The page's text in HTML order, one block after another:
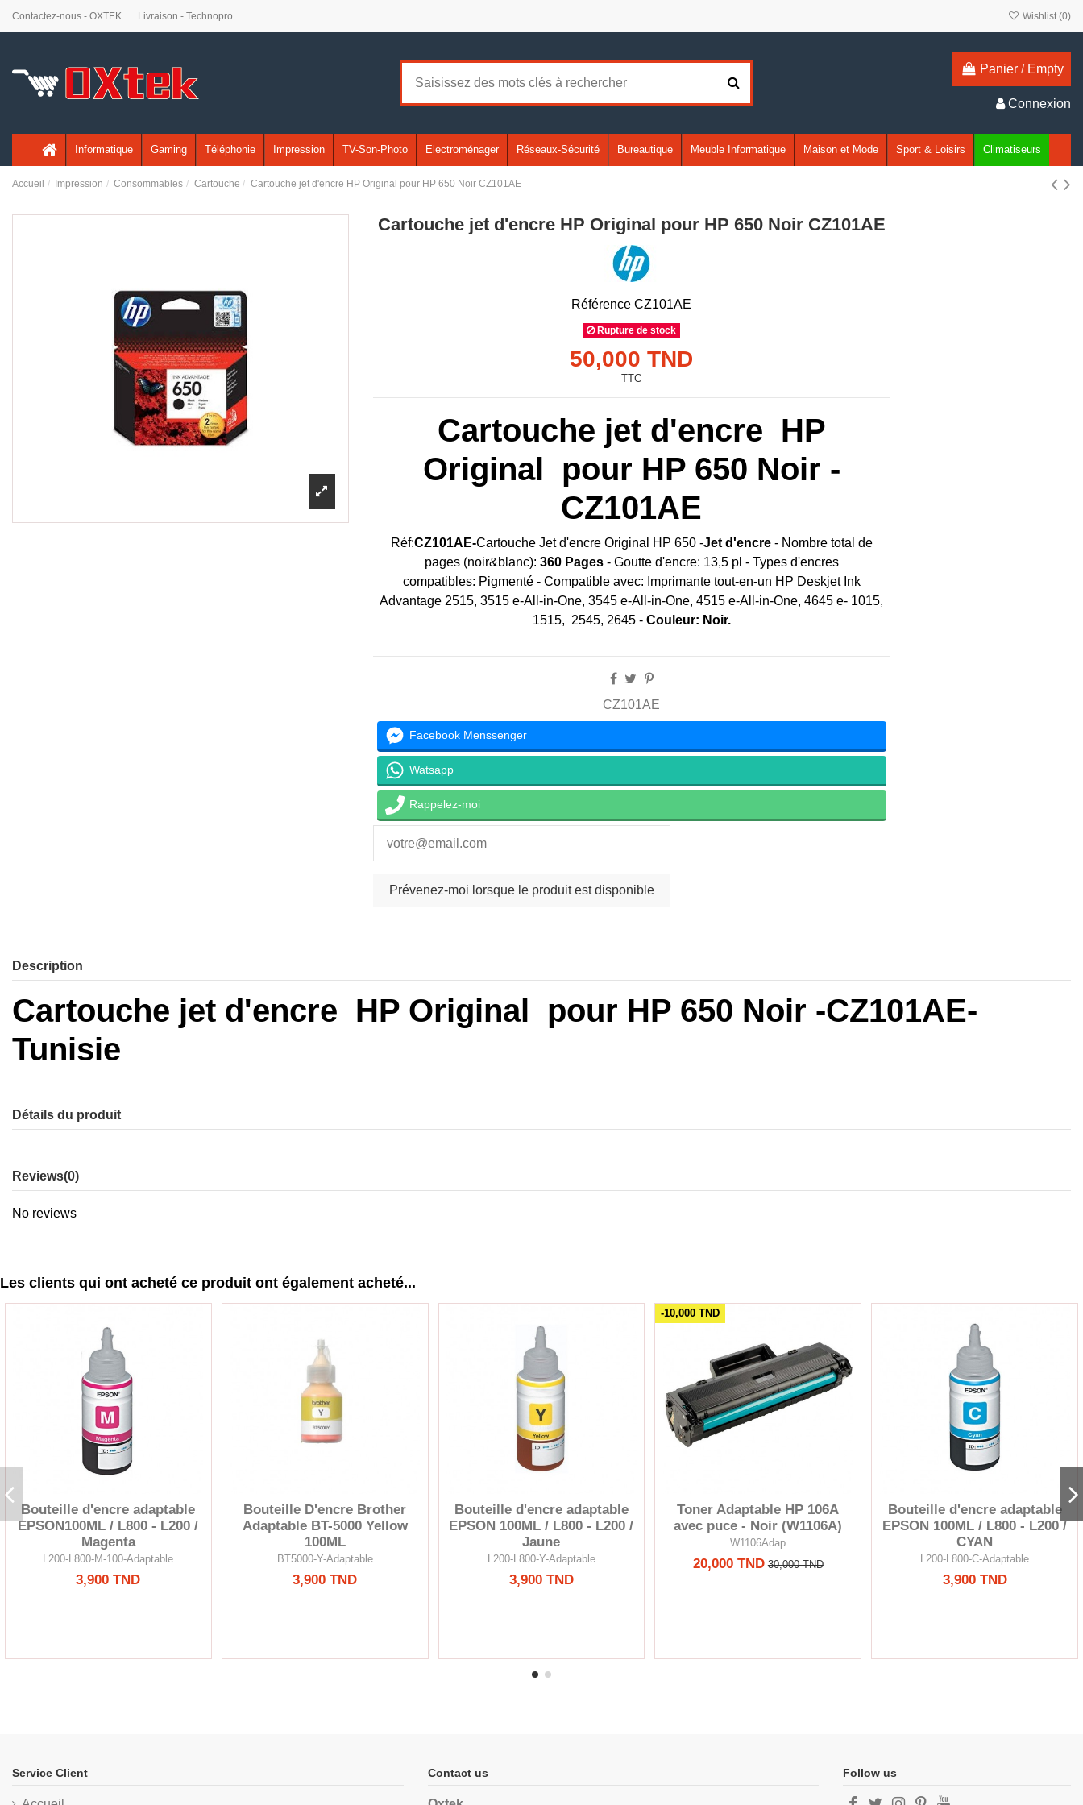
Contactez-nous - OXTEK Livraison - Technopro Wishlist (0)
Panier / Empty
Connexion
Informatique Gaming Téléphonie Impression TV-Son-Photo Electroménager Réseaux-Sécurité Bureautique Meuble Informatique Maison et Mode Sport & Loisirs Climatiseurs
Accueil Impression Consommables Cartouche Cartouche jet d'encre HP Original pour HP 650 Noir CZ101AE
Cartouche jet d'encre HP Original pour HP 650 Noir CZ101AE
Référence CZ101AE
Rupture de stock
50,000 TND
TTC
Cartouche jet d'encre HP
Original pour HP 650 Noir -
CZ101AE
Réf:CZ101AE-Cartouche Jet d'encre Original HP 650 -Jet d'encre- Nombre total de
pages (noir&blanc): 360 Pages- Goutte d'encre: 13,5 pl - Types d'encres
compatibles: Pigmenté - Compatible avec: Imprimante tout-en-un HP Deskjet Ink
Advantage 2515, 3515 e-All-in-One, 3545 e-All-in-One, 4515 e-All-in-One, 4645 e- 1015,
1515, 2545, 2645 -Couleur: Noir.
CZ101AE
Facebook Menssenger
Watsapp
Rappelez-moi
Description
Cartouche jet d'encre HP Original pour HP 650 Noir -CZ101AE-
Tunisie
Détails du produit
Reviews(0)
No reviews
Les clients qui ont acheté ce produit ont également acheté...
Bouteille d'encre adaptable
EPSON100ML / L800 - L200 /
Magenta
L200-L800-M-100-Adaptable
3,900 TND
Bouteille D'encre Brother
Adaptable BT-5000 Yellow
100ML
BT5000-Y-Adaptable
3,900 TND
Bouteille d'encre adaptable
EPSON 100ML / L800 - L200 /
Jaune
L200-L800-Y-Adaptable
3,900 TND
-10,000 TND
Toner Adaptable HP 106A
avec puce - Noir (W1106A)
W1106Adap
20,000 TND 30,000 TND
Bouteille d'encre adaptable
EPSON 100ML / L800 - L200 /
CYAN
L200-L800-C-Adaptable
3,900 TND
Service Client Contact us Follow us